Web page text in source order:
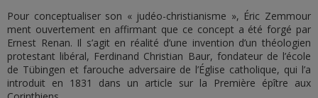
Pour conceptualiser son « judéo-christianisme », Éric Zemmour
ment ouvertement en affirmant que ce concept a été forgé par
Ernest Renan. Il s’agit en réalité d’une invention d’un théologien
protestant libéral, Ferdinand Christian Baur, fondateur de l’école
de Tübingen et farouche adversaire de l’Église catholique, qui l’a
introduit en 1831 dans un article sur la Première épître aux